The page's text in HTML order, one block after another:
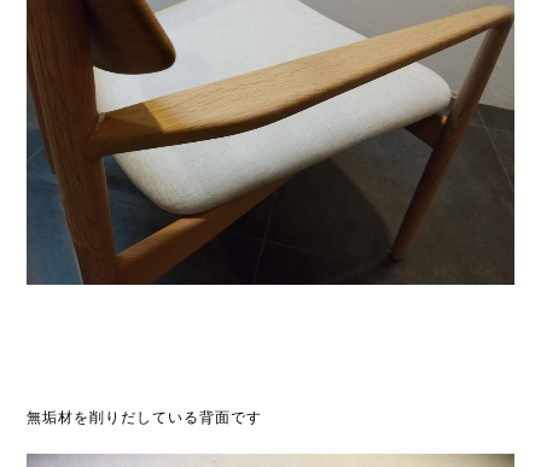
無垢材を削りだしている背面です